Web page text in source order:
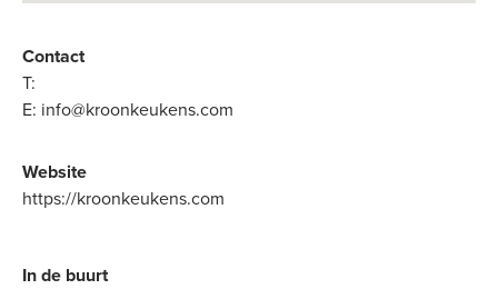
Contact
T:
E: info@kroonkeukens.com
Website
https://kroonkeukens.com
In de buurt